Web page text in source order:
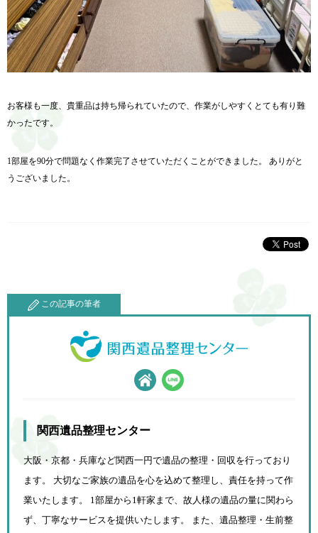
お客様も一度、貴重品は持ち帰られていたので、 作業がしやすくとても有り難
かったです。
1部屋を90分で問題なく作業完了させていただくことができました。 ありがと
うございました。
この記事の筆者
関西遺品整理センター
大阪・京都・兵庫など関西一円で遺品の整理・回収を行っており
ます。 大切なご家族の遺品を心を込めて整理し、責任を持って作
業いたします。 1部屋から1軒家まで、故人様の遺品の量に関わら
ず、 丁寧なサービスを提供いたします。 また、遺品整理・生前整